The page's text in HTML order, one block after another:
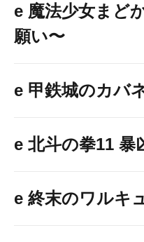
e 魔法少女まど
願い〜
e 甲鉄城のカバ
e 北斗の拳11 暴
e 終末のワルキ